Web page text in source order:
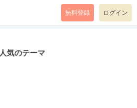
無料登録 ログイン
人気のテーマ